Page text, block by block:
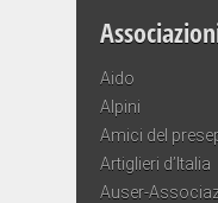
Aido
Alpini
Amici del
Artiglieri d’Italia
Auser-